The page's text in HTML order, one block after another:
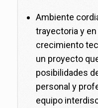
Ambiente
trayectoria y
crecimiento
un proyecto
posibilidades
personal y
equipo